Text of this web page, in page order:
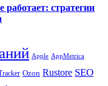
работает: стратегии
Apple AppMetrica
Ozon Rustore SEO